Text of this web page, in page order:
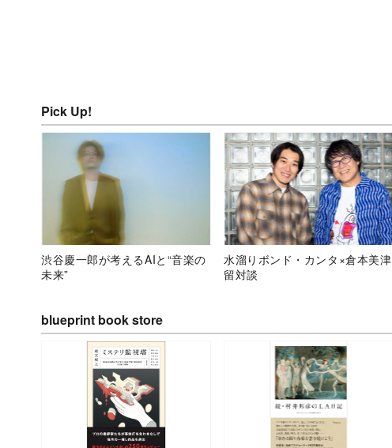
Pick Up!
渋谷慶一郎が考えるAIと“音楽の
未来”
水溜りボンド・カンタ×倉本美津
留対談
blueprint book store